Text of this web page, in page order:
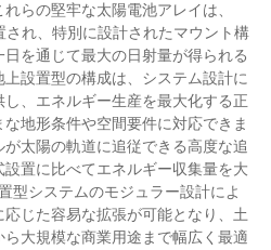
らの堅牢な太陽電池アレイは、
され、特別に設計されたマウント構
を通じて最大の日射量が得られる
設置型の構成は、システム設計に
、エネルギー生産を最大化する正
地形条件や空間要件に対応できま
太陽の軌道に追従できる高度な追
置に比べてエネルギー収集量を大
型システムのモジュラー設計によ
じた容易な拡張が可能となり、土
大規模な商業用途まで幅広く最適